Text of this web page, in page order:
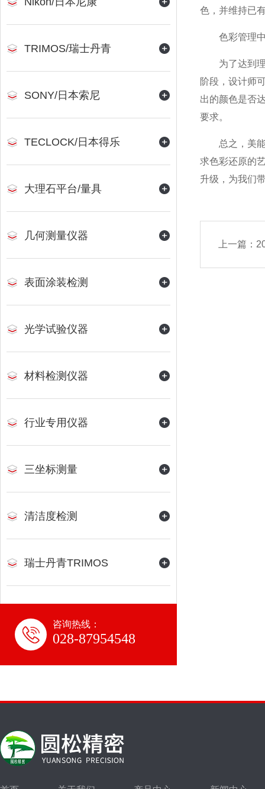
TRIMOS/瑞士丹青
SONY/日本索尼
TECLOCK/日本得乐
大理石平台/量具
几何测量仪器
表面涂装检测
光学试验仪器
材料检测仪器
行业专用仪器
三坐标测量
清洁度检测
瑞士丹青TRIMOS
咨询热线：
028-87954548
色，并维持已
色彩管理中
为了达到理
阶段，设计师
出的颜色是否
要求。
总之，美能
求色彩还原的
升级，为我们
上一篇：